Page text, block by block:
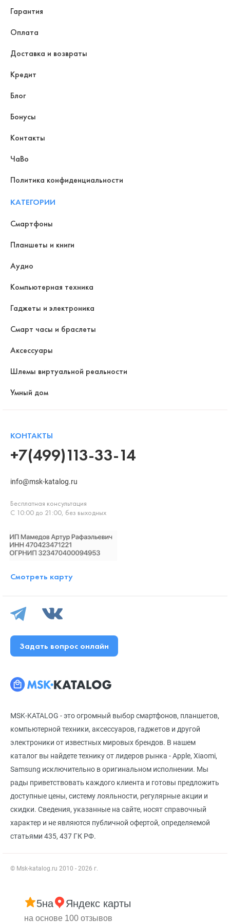
MSK-KATALOG - это огромный выбор смартфонов, планшетов,
компьютерной техники, аксессуаров, гаджетов и другой
электроники от известных мировых брендов. В нашем
каталог вы найдете технику от лидеров рынка - Apple, Xiaomi,
Samsung исключительно в оригинальном исполнении. Мы
рады приветствовать каждого клиента и готовы предложить
доступные цены, систему лояльности, регулярные акции и
скидки. Сведения, указанные на сайте, носят справочный
характер и не являются публичной офертой, определяемой
статьями 435, 437 ГК РФ.
© Msk-katalog.ru 2010 - 2026 г.
Гарантия
Оплата
Доставка и возвраты
Кредит
Блог
Бонусы
Контакты
ЧаВо
Политика конфиденциальности
КАТЕГОРИИ
Смартфоны
Планшеты и книги
Аудио
Компьютерная техника
Гаджеты и электроника
Смарт часы и браслеты
Аксессуары
Шлемы виртуальной реальности
Умный дом
КОНТАКТЫ
+7(499)113-33-14
info@msk-katalog.ru
Бесплатная консультация
С 10:00 до 21:00, без выходных
Смотреть карту
Задать вопрос онлайн
5на Яндекс карты
на основе 100 отзывов